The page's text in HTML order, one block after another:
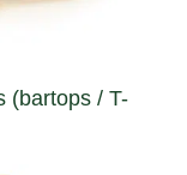
(bartops / T-